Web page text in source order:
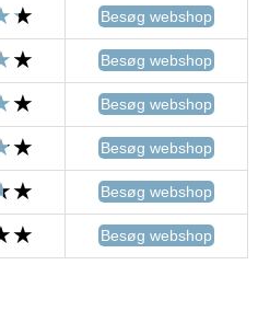
Besøg webshop
Besøg webshop
Besøg webshop
Besøg webshop
Besøg webshop
Besøg webshop